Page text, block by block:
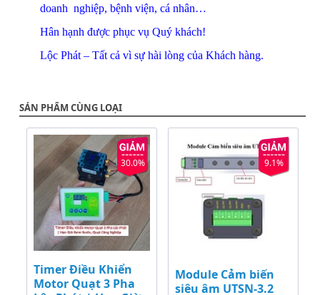
doanh nghiệp, bệnh viện, cá nhân…
Hân hạnh được phục vụ Quý khách!
Lộc Phát – Tất cả vì sự hài lòng của Khách hàng.
SẢN PHẨM CÙNG LOẠI
30.0%
Timer Điều Khiển
Motor Quạt 3 Pha
9.1%
Module Cảm biến
siêu âm UTSN-3.2